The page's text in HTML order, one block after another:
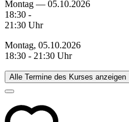
Montag — 05.10.2026
18:30 -
21:30 Uhr
Montag, 05.10.2026
18:30 - 21:30 Uhr
Alle Termine des Kurses anzeigen